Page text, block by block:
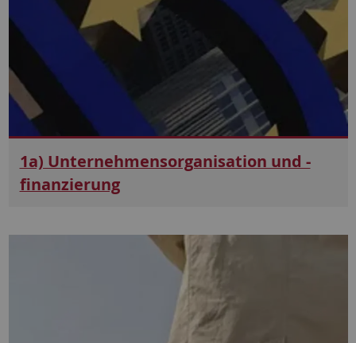
1a) Unternehmens­organisation und -
finanzierung